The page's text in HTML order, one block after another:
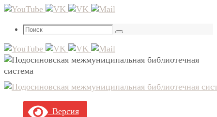
Перейти
содержимому
Что
Поиск
Версия